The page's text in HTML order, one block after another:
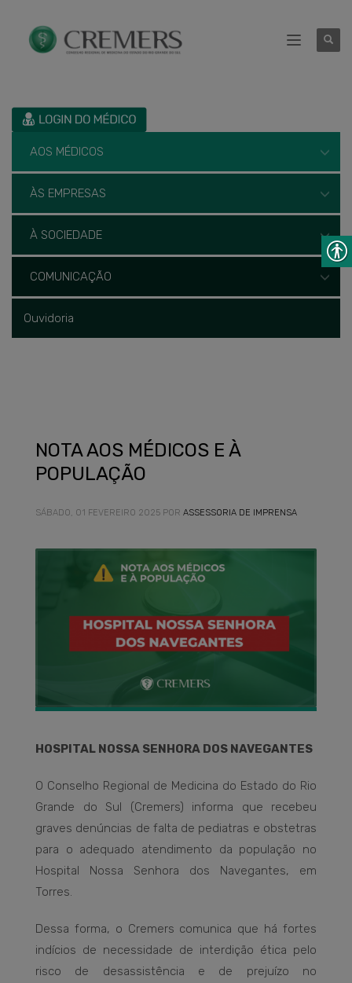
AOS MÉDICOS
ÀS EMPRESAS
À SOCIEDADE
COMUNICAÇÃO
Ouvidoria
NOTA AOS MÉDICOS E À
POPULAÇÃO
SÁBADO, 01 FEVEREIRO 2025 POR ASSESSORIA DE IMPRENSA
HOSPITAL NOSSA SENHORA DOS NAVEGANTES
O Conselho Regional de Medicina do Estado do Rio
Grande do Sul (Cremers) informa que recebeu
graves denúncias de falta de pediatras e obstetras
para o adequado atendimento da população no
Hospital Nossa Senhora dos Navegantes, em
Torres.
Dessa forma, o Cremers comunica que há fortes
indícios de necessidade de interdição ética pelo
risco de desassistência e de prejuízo no